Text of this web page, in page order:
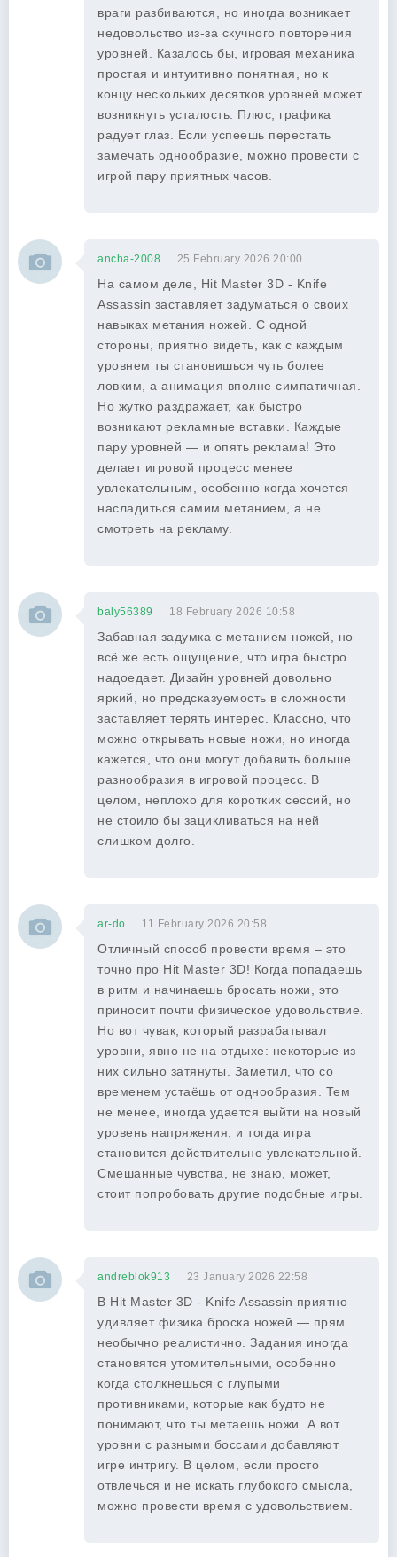
враги разбиваются, но иногда возникает
недовольство из-за скучного повторения
уровней. Казалось бы, игровая механика
простая и интуитивно понятная, но к
концу нескольких десятков уровней может
возникнуть усталость. Плюс, графика
радует глаз. Если успеешь перестать
замечать однообразие, можно провести с
игрой пару приятных часов.
ancha-2008 25 February 2026 20:00
На самом деле, Hit Master 3D - Knife
Assassin заставляет задуматься о своих
навыках метания ножей. С одной
стороны, приятно видеть, как с каждым
уровнем ты становишься чуть более
ловким, а анимация вполне симпатичная.
Но жутко раздражает, как быстро
возникают рекламные вставки. Каждые
пару уровней — и опять реклама! Это
делает игровой процесс менее
увлекательным, особенно когда хочется
насладиться самим метанием, а не
смотреть на рекламу.
baly56389 18 February 2026 10:58
Забавная задумка с метанием ножей, но
всё же есть ощущение, что игра быстро
надоедает. Дизайн уровней довольно
яркий, но предсказуемость в сложности
заставляет терять интерес. Классно, что
можно открывать новые ножи, но иногда
кажется, что они могут добавить больше
разнообразия в игровой процесс. В
целом, неплохо для коротких сессий, но
не стоило бы зацикливаться на ней
слишком долго.
ar-do 11 February 2026 20:58
Отличный способ провести время – это
точно про Hit Master 3D! Когда попадаешь
в ритм и начинаешь бросать ножи, это
приносит почти физическое удовольствие.
Но вот чувак, который разрабатывал
уровни, явно не на отдыхе: некоторые из
них сильно затянуты. Заметил, что со
временем устаёшь от однообразия. Тем
не менее, иногда удается выйти на новый
уровень напряжения, и тогда игра
становится действительно увлекательной.
Смешанные чувства, не знаю, может,
стоит попробовать другие подобные игры.
andreblok913 23 January 2026 22:58
В Hit Master 3D - Knife Assassin приятно
удивляет физика броска ножей — прям
необычно реалистично. Задания иногда
становятся утомительными, особенно
когда столкнешься с глупыми
противниками, которые как будто не
понимают, что ты метаешь ножи. А вот
уровни с разными боссами добавляют
игре интригу. В целом, если просто
отвлечься и не искать глубокого смысла,
можно провести время с удовольствием.